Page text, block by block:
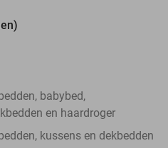
babybed,
en haardroger
kussens en dekbedden